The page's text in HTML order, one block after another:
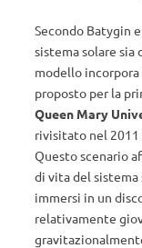
Secondo Batygin
sistema solare sia
modello
proposto per la
Queen Mary
rivisitato nel 2011
Questo scenario
di vita del sistema
immersi in un
relativamente